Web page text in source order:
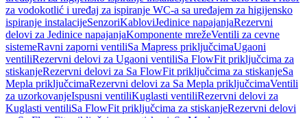
za vodokotlić i uređaj za ispiranje WC-a sa uređajem za higijensko
ispiranje instalacijeSenzoriKabloviJedinice napajanjaRezervni
delovi za Jedinice napajanjaKomponente mrežeVentili za cevne
sistemeRavni zaporni ventiliSa Mapress priključcimaUgaoni
ventiliRezervni delovi za Ugaoni ventiliSa FlowFit priključcima za
stiskanjeRezervni delovi za Sa FlowFit priključcima za stiskanjeSa
Mepla priključcimaRezervni delovi za Sa Mepla priključcimaVentili
za uzorkovanjeIspusni ventiliKuglasti ventiliRezervni delovi za
Kuglasti ventiliSa FlowFit priključcima za stiskanjeRezervni delovi